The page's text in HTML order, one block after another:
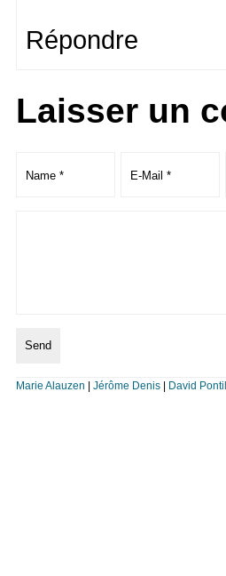
Répondre
Laisser un
Marie Alauzen Jérôme Denis| David